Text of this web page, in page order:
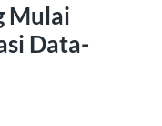
Mulai
Data-